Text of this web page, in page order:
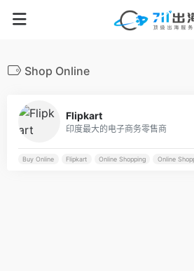
Shop Online
Flipkart
印度最大的电子商务零售商
Buy Online Flipkart Online Shopping Online